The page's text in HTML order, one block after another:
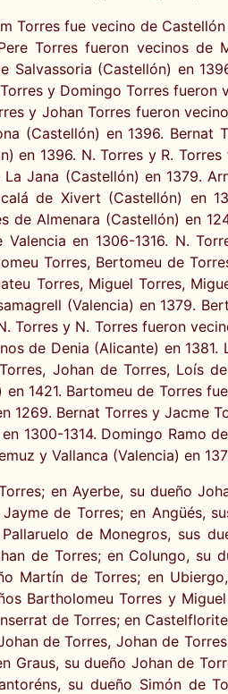
Torres fue vecino de
Torres fueron vecinos
(Castellón) en
y Domingo Torres
y Johan Torres fueron
(Castellón) en 1396. Bernat
en 1396. N. Torres y R.
Jana (Castellón) en 1379.
de Xivert (Castellón) en
Almenara (Castellón) en
en 1306-1316. N.
Torres, Bertomeu de
Torres, Miguel Torres,
(Valencia) en 1379.
Torres y N. Torres fueron
de Denia (Alicante) en
Johan de Torres, Loís
1421. Bartomeu de Torres
Bernat Torres y Jacme
1300-1314. Domingo Ramo
y Vallanca (Valencia) en
en Ayerbe, su dueño
de Torres; en Angüés,
de Monegros, sus
de Torres; en Colungo, su
Martín de Torres; en
Bartholomeu Torres y
de Torres; en
de Torres, Johan de
su dueño Johan de
su dueño Simón de